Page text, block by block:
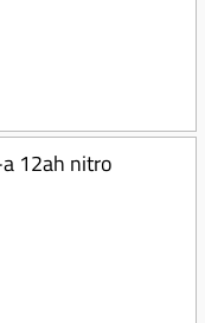
12ah nitro